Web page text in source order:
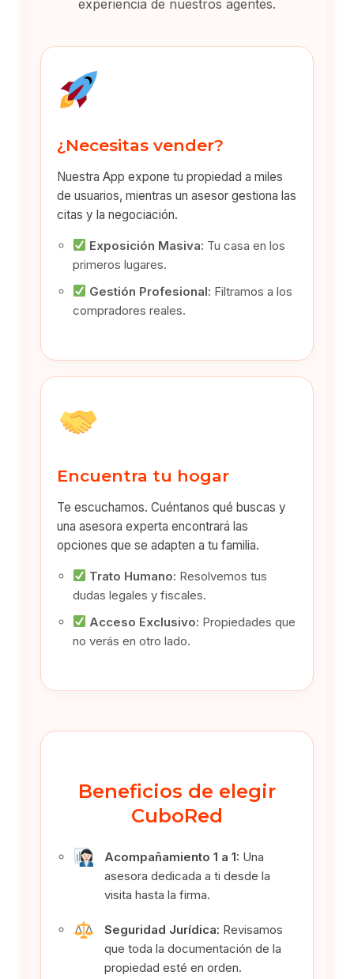
experiencia de nuestros agentes.
¿Necesitas vender?
Nuestra App expone tu propiedad a miles
de usuarios, mientras un asesor gestiona las
citas y la negociación.
Exposición Masiva: Tu casa en los
primeros lugares.
Gestión Profesional: Filtramos a los
compradores reales.
Encuentra tu hogar
Te escuchamos. Cuéntanos qué buscas y
una asesora experta encontrará las
opciones que se adapten a tu familia.
Trato Humano: Resolvemos tus
dudas legales y fiscales.
Acceso Exclusivo: Propiedades que
no verás en otro lado.
Beneficios de elegir
CuboRed
Acompañamiento 1 a 1: Una
asesora dedicada a ti desde la
visita hasta la firma.
Seguridad Jurídica: Revisamos
que toda la documentación de la
propiedad esté en orden.